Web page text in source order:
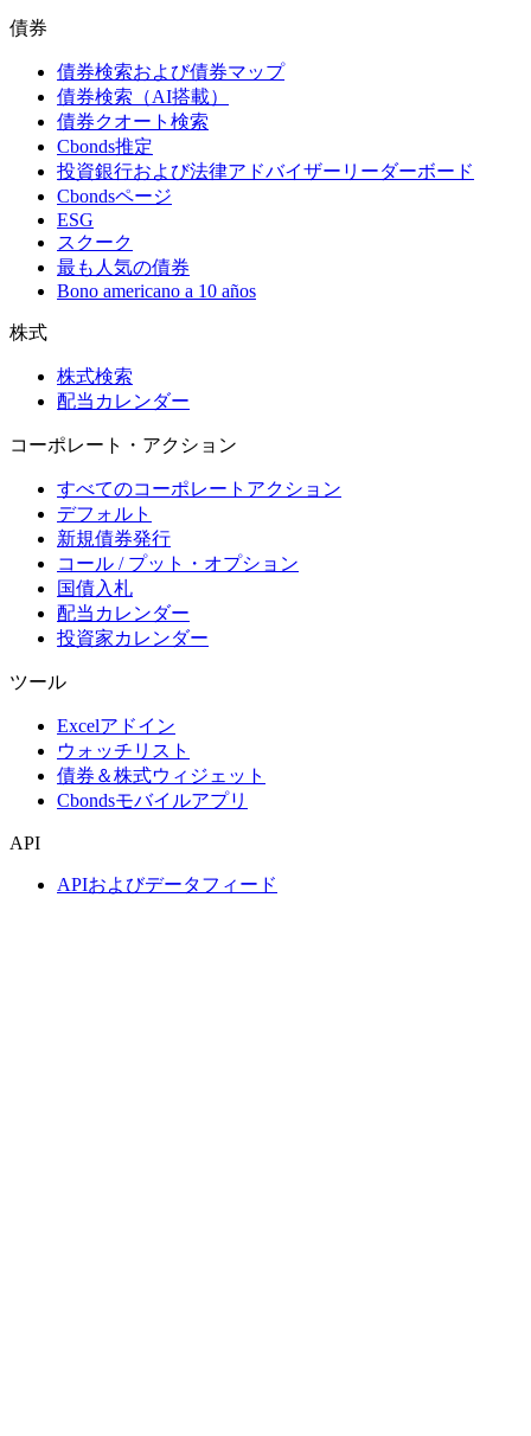
債券
債券検索および債券マップ
債券検索（AI搭載）
債券クオート検索
Cbonds推定
投資銀行および法律アドバイザーリーダーボード
Cbondsページ
ESG
スクーク
最も人気の債券
Bono americano a 10 años
株式
株式検索
配当カレンダー
コーポレート・アクション
すべてのコーポレートアクション
デフォルト
新規債券発行
コール / プット・オプション
国債入札
配当カレンダー
投資家カレンダー
ツール
Excelアドイン
ウォッチリスト
債券＆株式ウィジェット
Cbondsモバイルアプリ
API
APIおよびデータフィード